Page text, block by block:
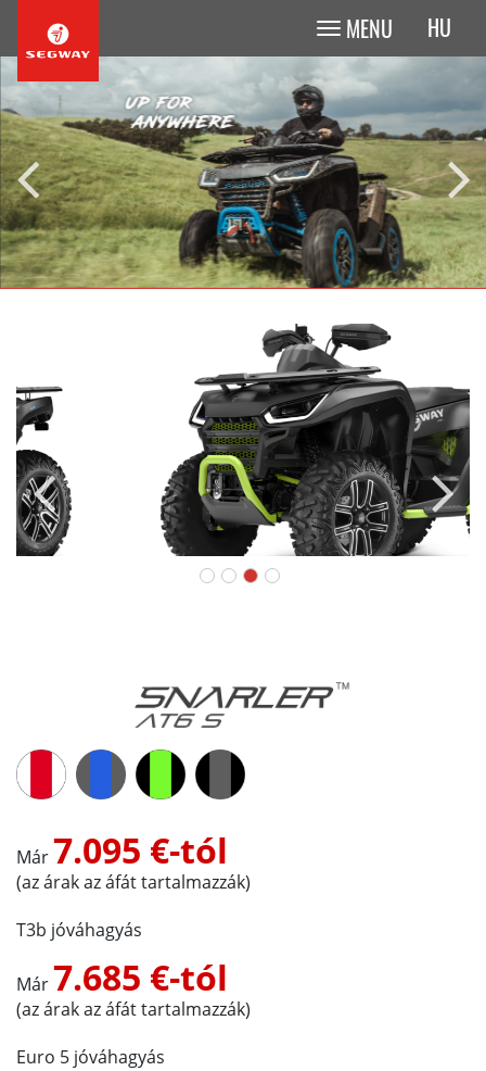
HU
MENU
Már7.095 €-tól
(az árak az áfát tartalmazzák)
T3b jóváhagyás
Már7.685 €-tól
(az árak az áfát tartalmazzák)
Euro 5 jóváhagyás